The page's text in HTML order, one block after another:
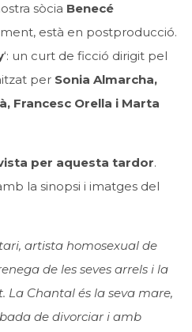
sòcia Benecé
està en postproducció.
‘: un curt de ficció dirigit pel
per Sonia Almarcha,
Francesc Orella i Marta
per aquesta tardor.
la sinopsi i imatges del
artista homosexual de
de les seves arrels i la
La Chantal és la seva mare,
de divorciar i amb